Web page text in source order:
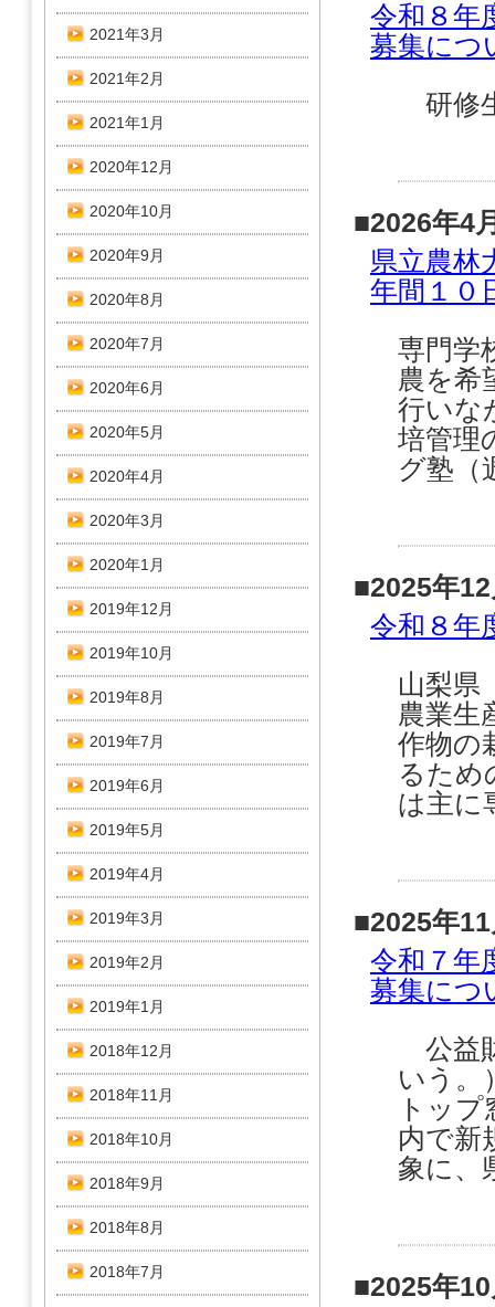
令和８年
募集につ
研修
■2026年4
県立農林
年間１０
専門学
農を希
行いな
培管理
グ塾（
■2025年
令和８年
山梨県
農業生
作物の
るため
は主に
■2025年
令和７年
募集につ
公益
いう。
トッ
内で新
象に、
■2025年
2021年3月
2021年2月
2021年1月
2020年12月
2020年10月
2020年9月
2020年8月
2020年7月
2020年6月
2020年5月
2020年4月
2020年3月
2020年1月
2019年12月
2019年10月
2019年8月
2019年7月
2019年6月
2019年5月
2019年4月
2019年3月
2019年2月
2019年1月
2018年12月
2018年11月
2018年10月
2018年9月
2018年8月
2018年7月